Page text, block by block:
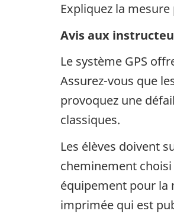
Expliquez la
Avis aux
Le système GPS
Assurez-vous que
provoquez une
classiques.
Les élèves doivent
cheminement
équipement pour la
imprimée qui est